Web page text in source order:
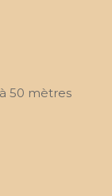
50 mètres